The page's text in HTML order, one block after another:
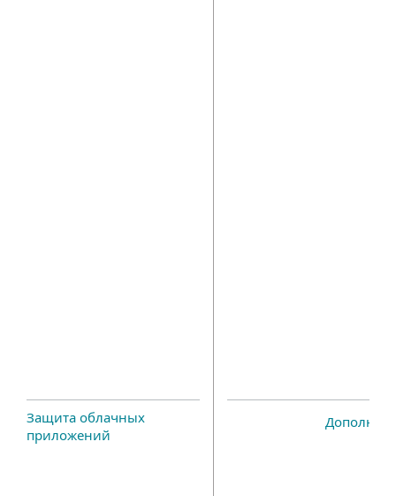
Защита облачных
приложений